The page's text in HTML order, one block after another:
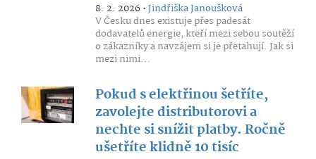
8. 2. 2026 •Jindřiška Janoušková
V Česku dnes existuje přes padesát
dodavatelů energie, kteří mezi sebou soutěží
o zákazníky a navzájem si je přetahují. Jak si
mezi nimi...
Pokud s elektřinou šetříte,
zavolejte distributorovi a
nechte si snížit platby. Ročně
ušetříte klidně 10 tisíc